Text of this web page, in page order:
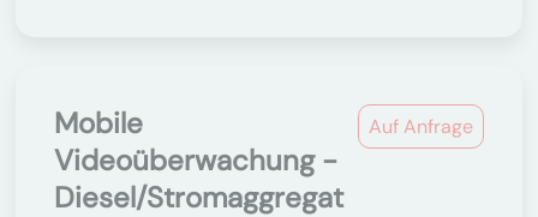
Auf Anfrage
Mobile
Videoüberwachung -
Diesel/Stromaggregat